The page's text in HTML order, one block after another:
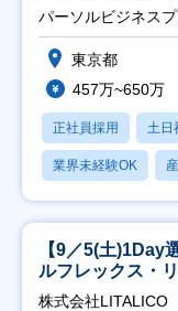
ト推進】
パーソルビジネス
東京都
457万~650万
正社員採用 土日
業界未経験OK
【9／5(土)1Day
ルフレックス・
株式会社LITALICO